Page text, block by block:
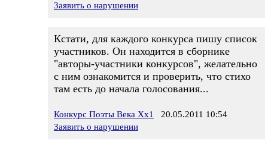
Заявить о нарушении
Кстати, для каждого конкурса пишу список
участников. Он находится в сборнике
"авторы-участники конкурсов", желательно
с ним ознакомится и проверить, что стихо
там есть до начала голосования...
Конкурс Поэты Века Хх1
20.05.2011 10:54
Заявить о нарушении